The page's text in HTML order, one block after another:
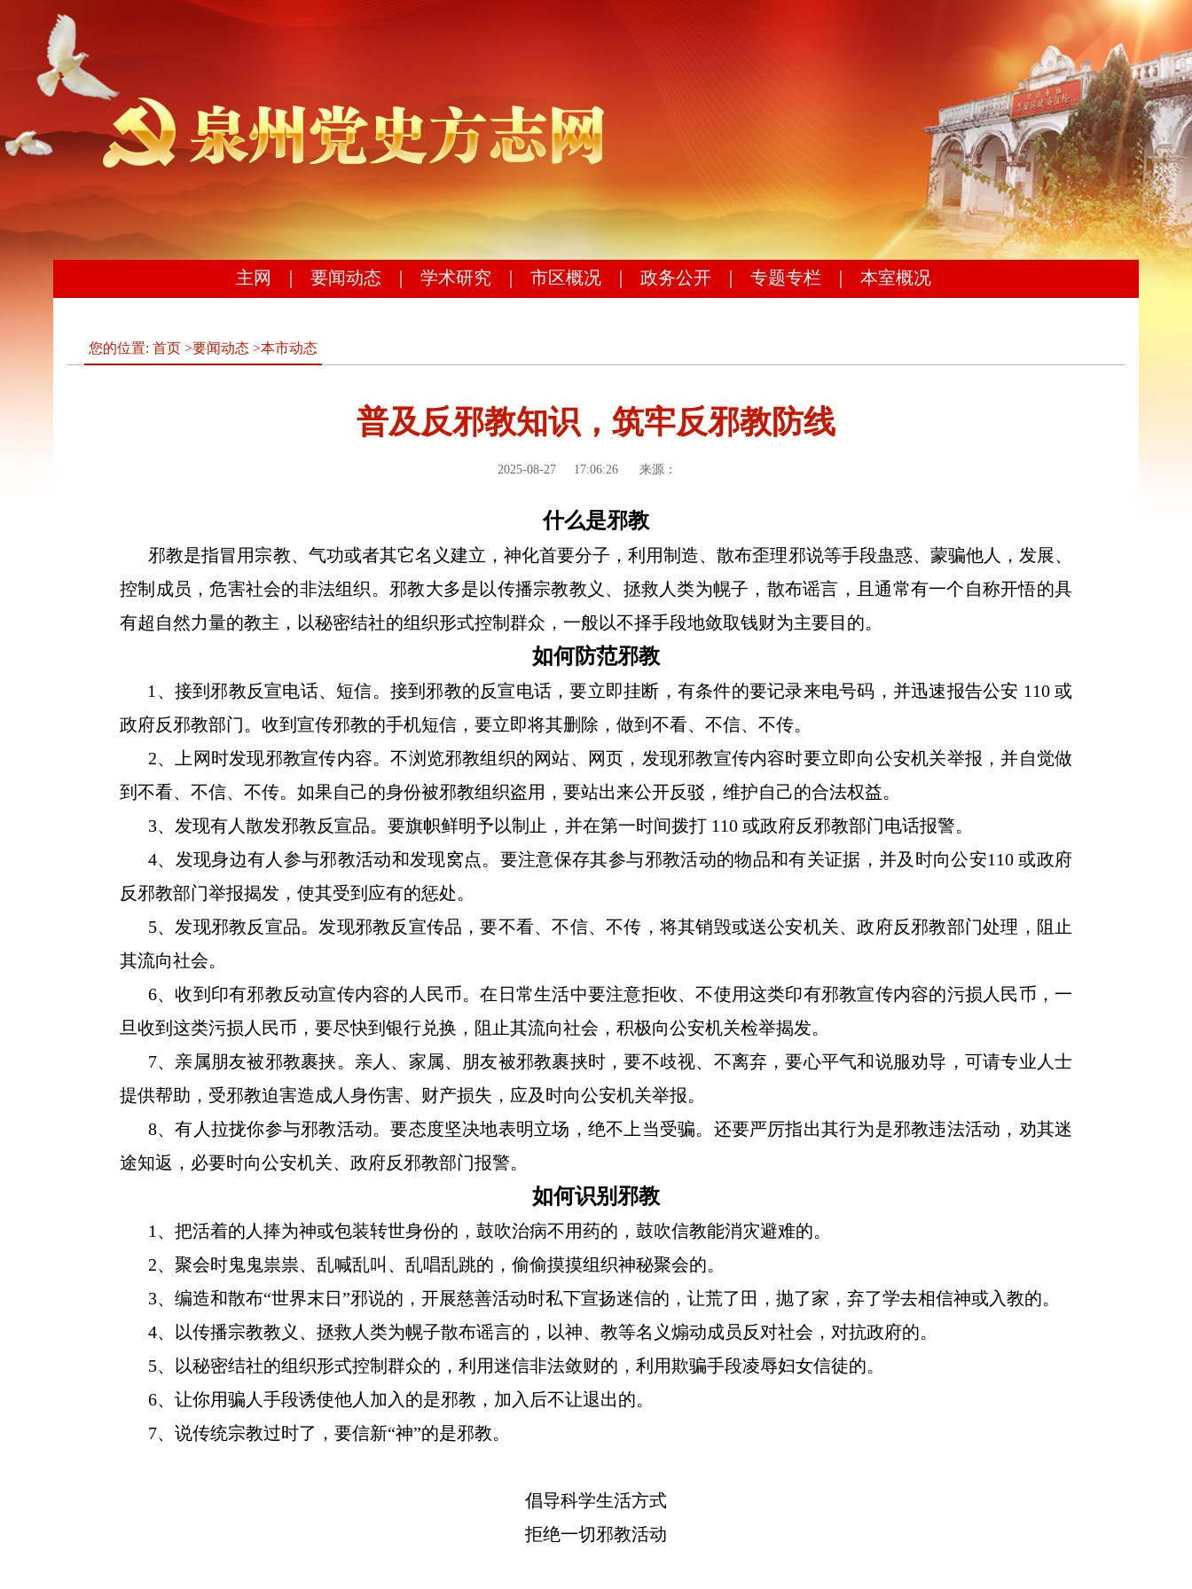
主网 要闻动态 学术研究 市区概况 政务公开 专题专栏 本室概况
您的位置: 首页 >要闻动态 >本市动态
普及反邪教知识，筑牢反邪教防线
2025-08-27 17:06:26 来源：
什么是邪教
邪教是指冒用宗教、气功或者其它名义建立，神化首要分子，利用制造、散布歪理邪说等手段蛊惑、蒙骗他人，发展、
控制成员，危害社会的非法组织。邪教大多是以传播宗教教义、拯救人类为幌子，散布谣言，且通常有一个自称开悟的具
有超自然力量的教主，以秘密结社的组织形式控制群众，一般以不择手段地敛取钱财为主要目的。
如何防范邪教
1、接到邪教反宣电话、短信。接到邪教的反宣电话，要立即挂断，有条件的要记录来电号码，并迅速报告公安 110 或
政府反邪教部门。收到宣传邪教的手机短信，要立即将其删除，做到不看、不信、不传。
2、上网时发现邪教宣传内容。不浏览邪教组织的网站、网页，发现邪教宣传内容时要立即向公安机关举报，并自觉做
到不看、不信、不传。如果自己的身份被邪教组织盗用，要站出来公开反驳，维护自己的合法权益。
3、发现有人散发邪教反宣品。要旗帜鲜明予以制止，并在第一时间拨打 110 或政府反邪教部门电话报警。
4、发现身边有人参与邪教活动和发现窝点。要注意保存其参与邪教活动的物品和有关证据，并及时向公安110 或政府
反邪教部门举报揭发，使其受到应有的惩处。
5、发现邪教反宣品。发现邪教反宣传品，要不看、不信、不传，将其销毁或送公安机关、政府反邪教部门处理，阻止
其流向社会。
6、收到印有邪教反动宣传内容的人民币。在日常生活中要注意拒收、不使用这类印有邪教宣传内容的污损人民币，一
旦收到这类污损人民币，要尽快到银行兑换，阻止其流向社会，积极向公安机关检举揭发。
7、亲属朋友被邪教裹挟。亲人、家属、朋友被邪教裹挟时，要不歧视、不离弃，要心平气和说服劝导，可请专业人士
提供帮助，受邪教迫害造成人身伤害、财产损失，应及时向公安机关举报。
8、有人拉拢你参与邪教活动。要态度坚决地表明立场，绝不上当受骗。还要严厉指出其行为是邪教违法活动，劝其迷
途知返，必要时向公安机关、政府反邪教部门报警。
如何识别邪教
1、把活着的人捧为神或包装转世身份的，鼓吹治病不用药的，鼓吹信教能消灾避难的。
2、聚会时鬼鬼祟祟、乱喊乱叫、乱唱乱跳的，偷偷摸摸组织神秘聚会的。
3、编造和散布“世界末日”邪说的，开展慈善活动时私下宣扬迷信的，让荒了田，抛了家，弃了学去相信神或入教的。
4、以传播宗教教义、拯救人类为幌子散布谣言的，以神、教等名义煽动成员反对社会，对抗政府的。
5、以秘密结社的组织形式控制群众的，利用迷信非法敛财的，利用欺骗手段凌辱妇女信徒的。
6、让你用骗人手段诱使他人加入的是邪教，加入后不让退出的。
7、说传统宗教过时了，要信新“神”的是邪教。
倡导科学生活方式
拒绝一切邪教活动